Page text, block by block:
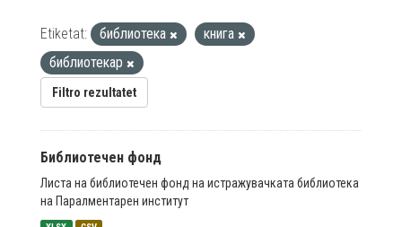
Etiketat: библиотека
книга
библиотекар
Filtro rezultatet
Библиотечен фонд
Листа на библиотечен фонд на истражувачката библиотека
на Паралментарен институт